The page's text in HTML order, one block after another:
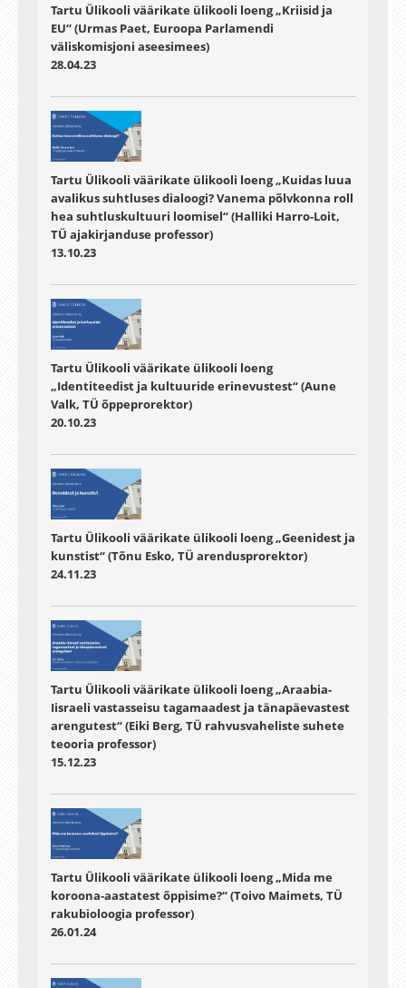
Tartu Ülikooli väärikate ülikooli loeng „Kriisid ja
EU“ (Urmas Paet, Euroopa Parlamendi
väliskomisjoni aseesimees)
28.04.23
Tartu Ülikooli väärikate ülikooli loeng „Kuidas luua
avalikus suhtluses dialoogi? Vanema põlvkonna roll
hea suhtluskultuuri loomisel“ (Halliki Harro-Loit,
TÜ ajakirjanduse professor)
13.10.23
Tartu Ülikooli väärikate ülikooli loeng
„Identiteedist ja kultuuride erinevustest“ (Aune
Valk, TÜ õppeprorektor)
20.10.23
Tartu Ülikooli väärikate ülikooli loeng „Geenidest ja
kunstist“ (Tõnu Esko, TÜ arendusprorektor)
24.11.23
Tartu Ülikooli väärikate ülikooli loeng „Araabia-
Iisraeli vastasseisu tagamaadest ja tänapäevastest
arengutest“ (Eiki Berg, TÜ rahvusvaheliste suhete
teooria professor)
15.12.23
Tartu Ülikooli väärikate ülikooli loeng „Mida me
koroona-aastatest õppisime?“ (Toivo Maimets, TÜ
rakubioloogia professor)
26.01.24